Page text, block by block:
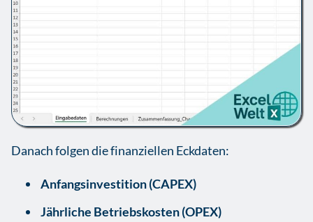
Danach folgen die finanziellen Eckdaten:
Anfangsinvestition (CAPEX)
Jährliche Betriebskosten (OPEX)